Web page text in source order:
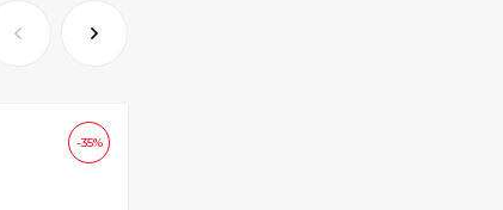
-35%